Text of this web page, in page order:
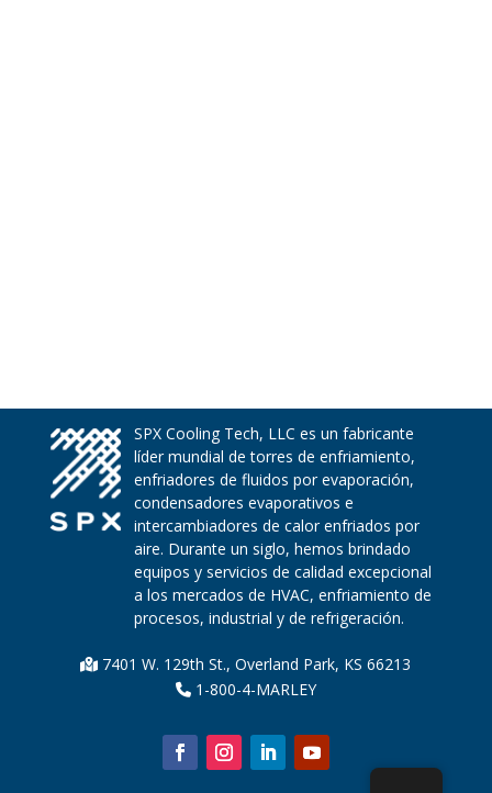
SPX Cooling Tech, LLC es un fabricante
líder mundial de torres de enfriamiento,
enfriadores de fluidos por evaporación,
condensadores evaporativos e
intercambiadores de calor enfriados por
aire. Durante un siglo, hemos brindado
equipos y servicios de calidad excepcional
a los mercados de HVAC, enfriamiento de
procesos, industrial y de refrigeración.
7401 W. 129th St., Overland Park, KS 66213
1-800-4-MARLEY